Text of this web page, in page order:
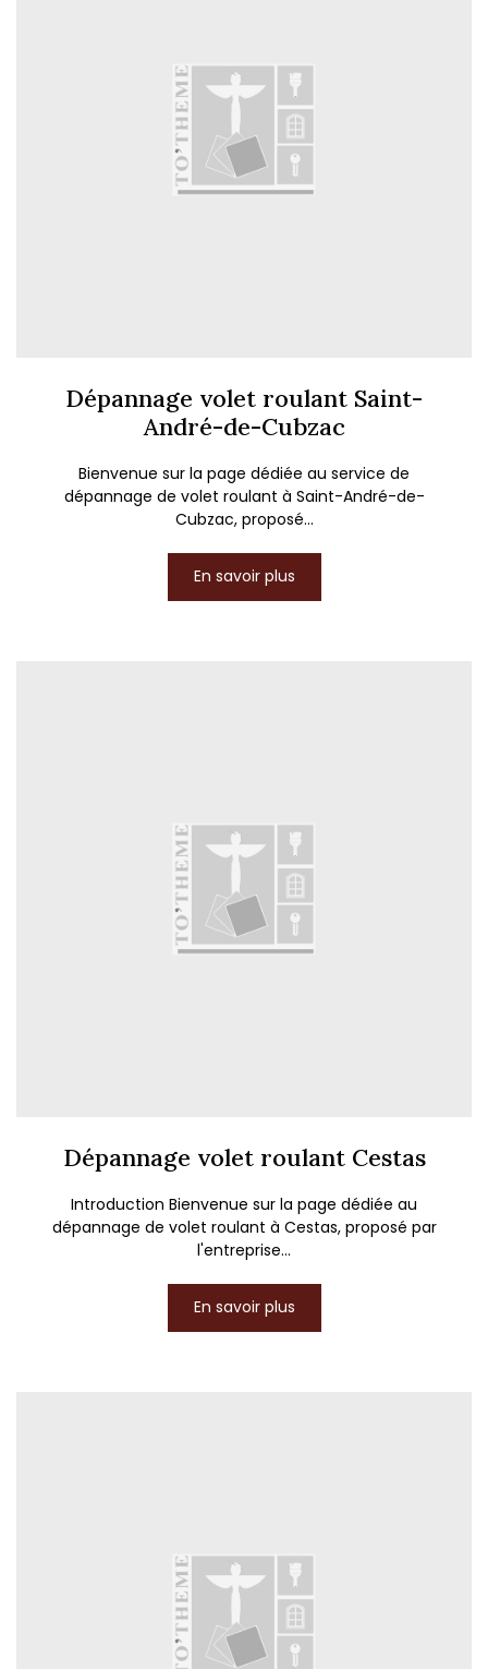
Dépannage volet roulant Saint-
André-de-Cubzac
Bienvenue sur la page dédiée au service de
dépannage de volet roulant à Saint-André-de-
Cubzac, proposé...
En savoir plus
Dépannage volet roulant Cestas
Introduction Bienvenue sur la page dédiée au
dépannage de volet roulant à Cestas, proposé par
l'entreprise...
En savoir plus